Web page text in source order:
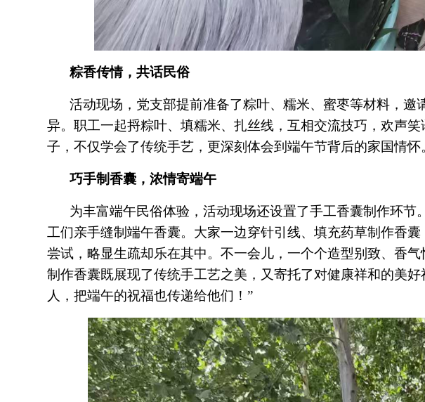
粽香传情，共话民俗
活动现场，党支部提前准备了粽叶、糯米、蜜枣等材料，
异。职工一起捋粽叶、填糯米、扎丝线，互相交流技巧，欢声
子，不仅学会了传统手艺，更深刻体会到端午节背后的家国情怀
巧手制香囊，浓情寄端午
为丰富端午民俗体验，活动现场还设置了手工香囊制作环
工们亲手缝制端午香囊。大家一边穿针引线、填充药草制作香
尝试，略显生疏却乐在其中。不一会儿，一个个造型别致、香
制作香囊既展现了传统手工艺之美，又寄托了对健康祥和的美
人，把端午的祝福也传递给他们！”